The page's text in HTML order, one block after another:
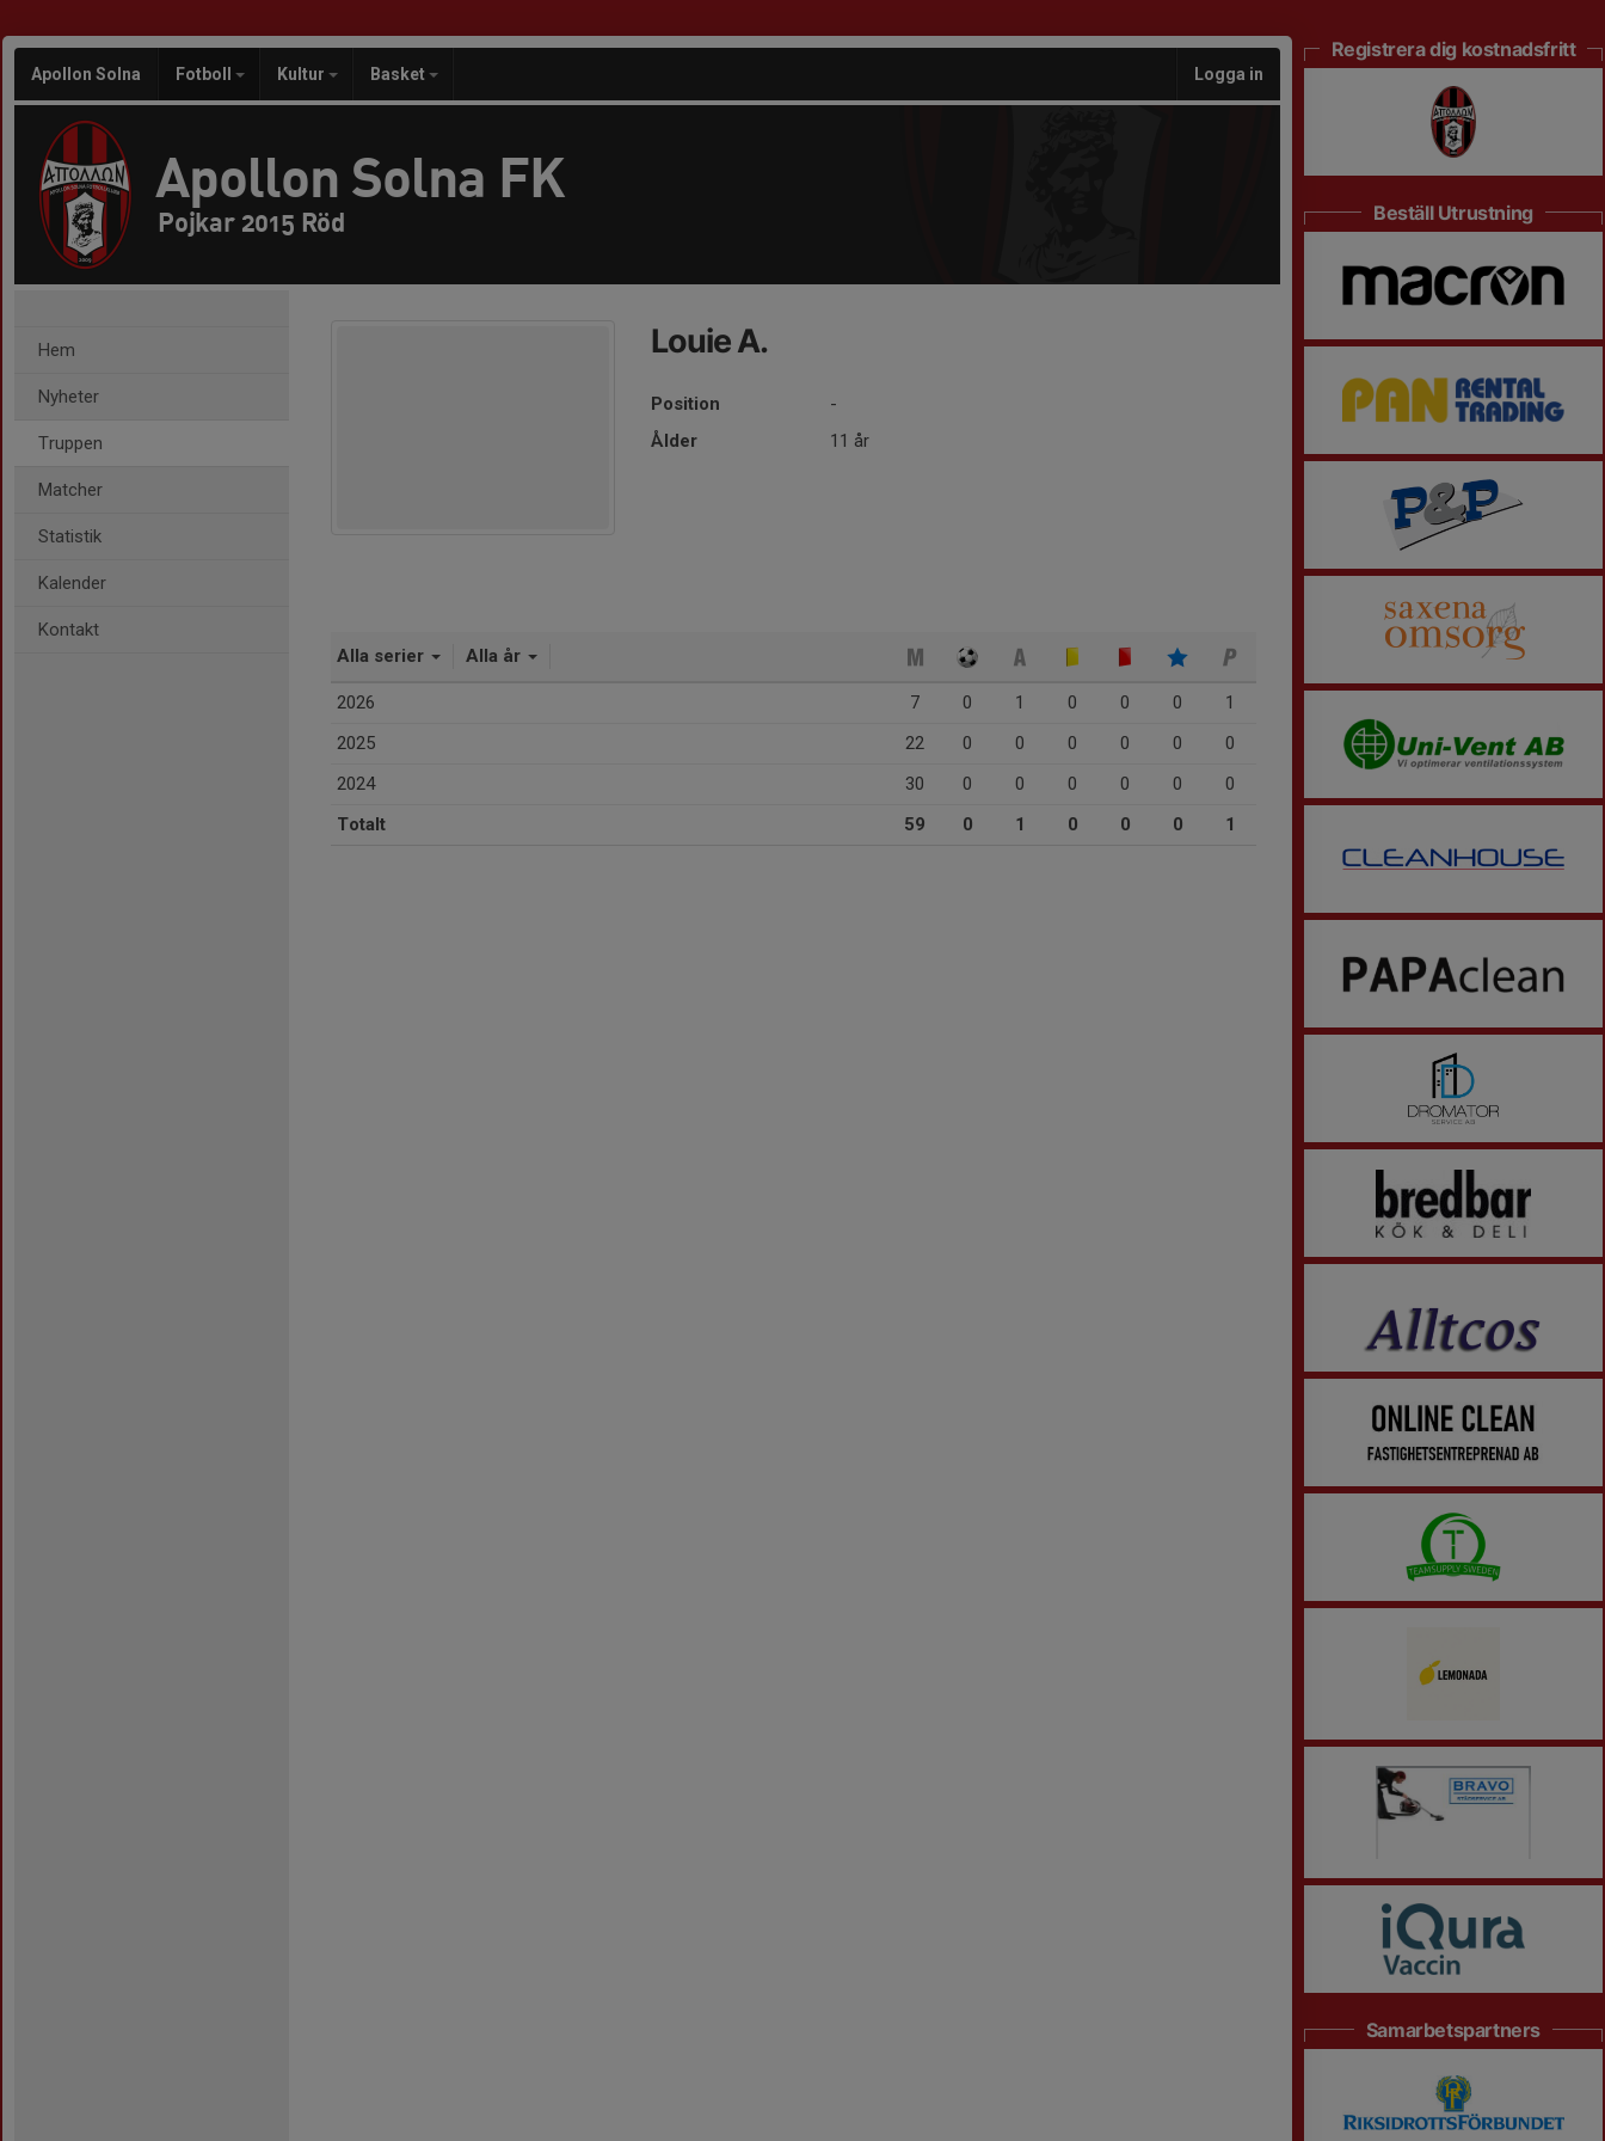
Apollon Solna Fotboll Kultur Basket Logga in
Apollon Solna FK
Pojkar 2015 Röd
Hem
Nyheter
Truppen
Matcher
Statistik
Kalender
Kontakt
Louie A.
Position
-
Ålder
11 år
Alla serier Alla år
2026 7 0 1 0 0 0
1
2025
22 0 0 0 0 0
0
2024
30 0 0 0 0 0
0
Totalt
59 0 1 0 0 0 1
Registrera dig kostnadsfritt
Beställ Utrustning
Samarbetspartners